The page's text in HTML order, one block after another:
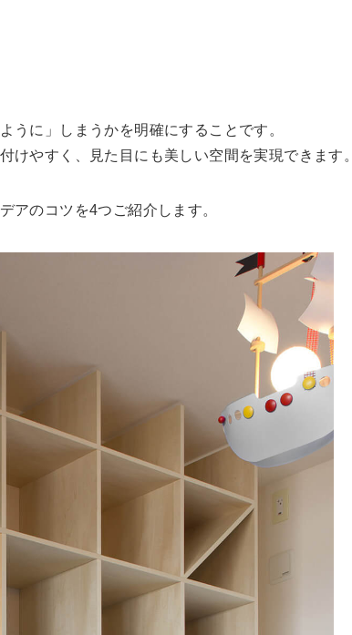
うに」しまうかを明確にすることです。
やすく、見た目にも美しい空間を実現できます。
アのコツを4つご紹介します。